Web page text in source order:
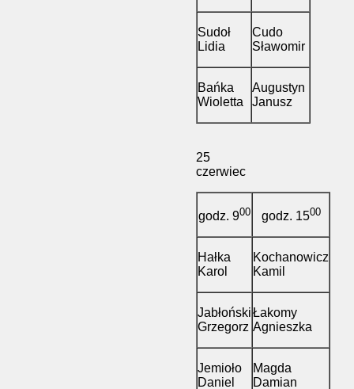
Sudoł
Lidia
Cudo
Sławomir
Bańka
Wioletta
Augustyn
Janusz
25
czerwiec
godz. 900 godz. 1500
Hałka
Karol
Kochanowicz
Kamil
Jabłoński
Grzegorz
Łakomy
Agnieszka
Jemioło
Daniel
Magda
Damian